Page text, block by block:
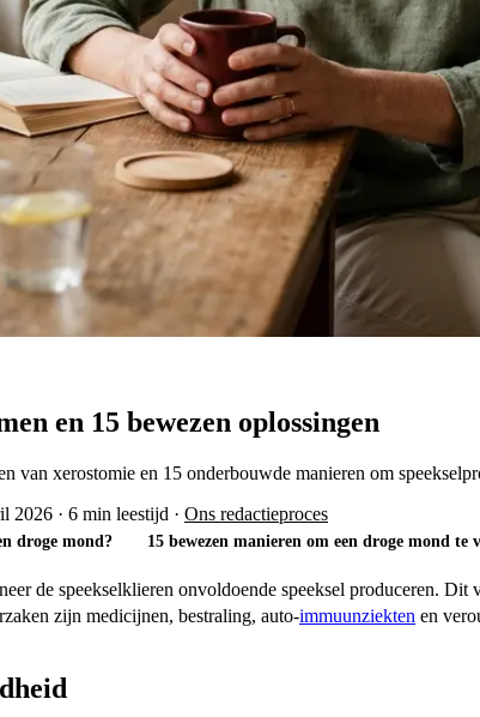
en 15 bewezen oplossingen
van xerostomie en 15 onderbouwde manieren om
2026 · 6 min leestijd · Ons redactieproces
droge mond? 15 bewezen manieren om een droge mond te
de speekselklieren onvoldoende speeksel produceren.
zijn medicijnen, bestraling, auto-immuunziekten en